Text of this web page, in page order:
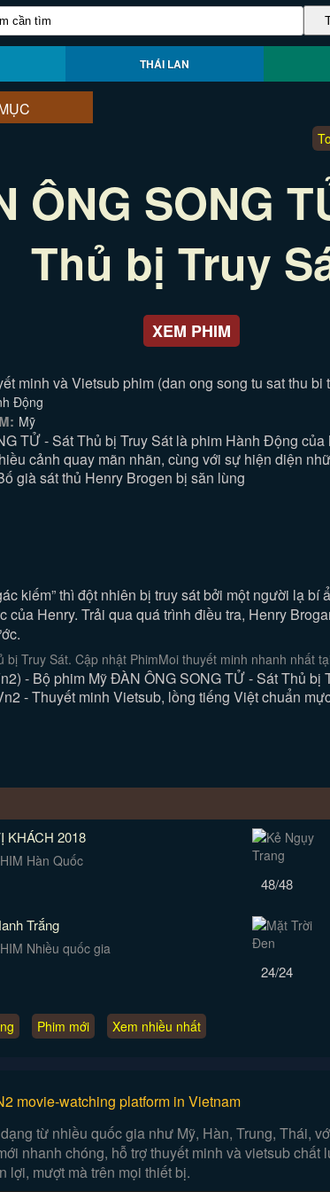
THÁI LAN
ÔNG SONG
Thủ bị Truy
XEM PHIM
minh và Vietsub phim (dan ong song tu sat thu bi
Động
Mỹ
TỬ - Sát Thủ bị Truy Sát là phim Hành Động của
cảnh quay mãn nhãn, cùng với sự hiện diện
già sát thủ Henry Brogen bị săn lùng
kiếm” thì đột nhiên bị truy sát bởi một người lạ
Henry. Trải qua quá trình điều tra, Henry
Truy Sát. Cập nhật PhimMoi thuyết minh nhanh nhất
- Bộ phim Mỹ ĐÀN ÔNG SONG TỬ - Sát Thủ bị
- Thuyết minh Vietsub, lồng tiếng Việt chuẩn
KHÁCH 2018
Hàn Quốc
48/48
Trắng
Nhiều quốc gia
24/24
Phim mới Xem nhiều nhất
movie-watching platform in Vietnam
từ nhiều quốc gia như Mỹ, Hàn, Trung, Thái,
nhanh chóng, hỗ trợ thuyết minh và vietsub
lợi, mượt mà trên mọi thiết bị.